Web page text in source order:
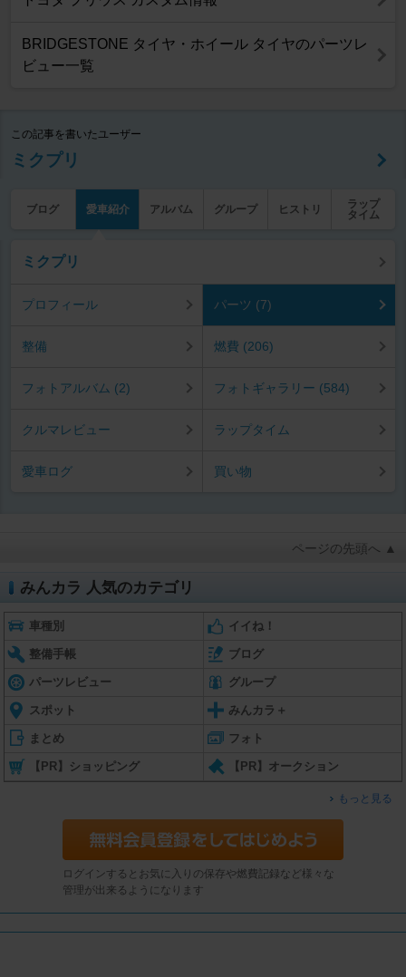
BRIDGESTONE タイヤ・ホイール タイヤのパーツレ
ビュー一覧
この記事を書いたユーザー
ミクプリ
ブログ 愛車紹介 アルバム グループ ヒストリ
ラップ
タイム
ミクプリ
プロフィール パーツ (7)
整備 燃費 (206)
フォトアルバム (2) フォトギャラリー (584)
クルマレビュー ラップタイム
愛車ログ 買い物
ページの先頭へ ▲
みんカラ 人気のカテゴリ
車種別 イイね！
整備手帳 ブログ
パーツレビュー グループ
スポット みんカラ＋
まとめ フォト
【PR】ショッピング 【PR】オークション
もっと見る
ログインするとお気に入りの保存や燃費記録など様々な
管理が出来るようになります